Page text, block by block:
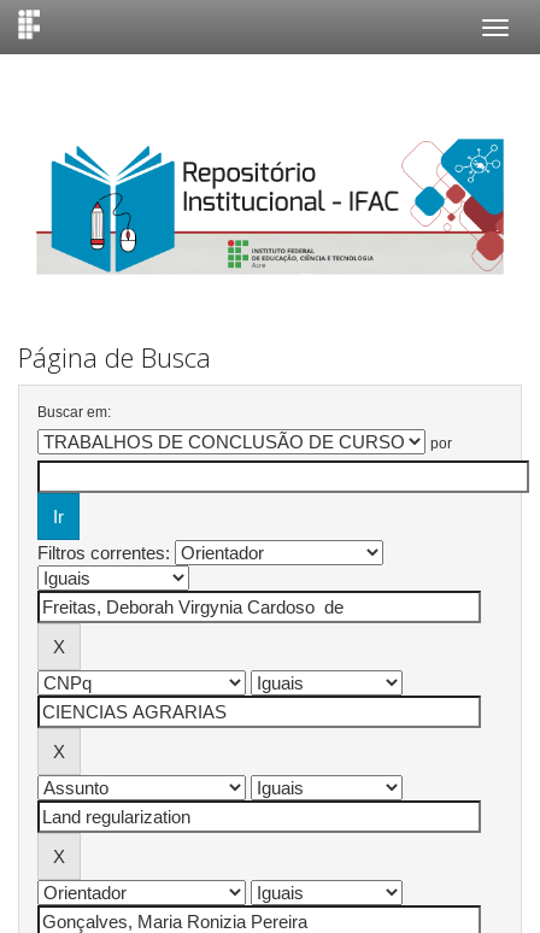
Página de Busca
Buscar em:
por
Filtros correntes: